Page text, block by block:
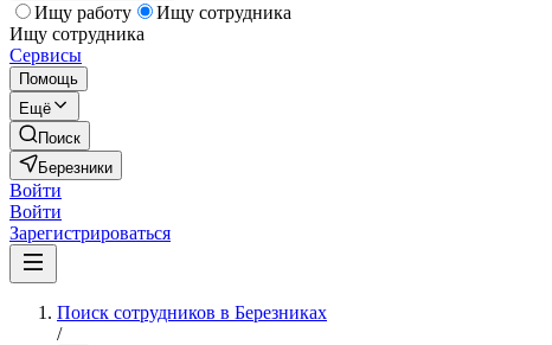
Ищу работу
Ищу сотрудника
Ищу сотрудника
Сервисы
Помощь
Ещё
Поиск
Березники
Войти
Войти
Зарегистрироваться
Поиск сотрудников в Березниках
/